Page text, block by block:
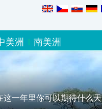
美洲 南美洲
一年里你可以期待什么天